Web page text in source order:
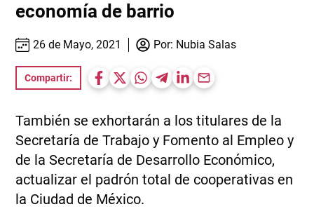
economía de barrio
26 de Mayo, 2021 Por: Nubia Salas
Compartir:
También se exhortarán a los titulares de la
Secretaría de Trabajo y Fomento al Empleo y
de la Secretaría de Desarrollo Económico,
actualizar el padrón total de cooperativas en
la Ciudad de México.